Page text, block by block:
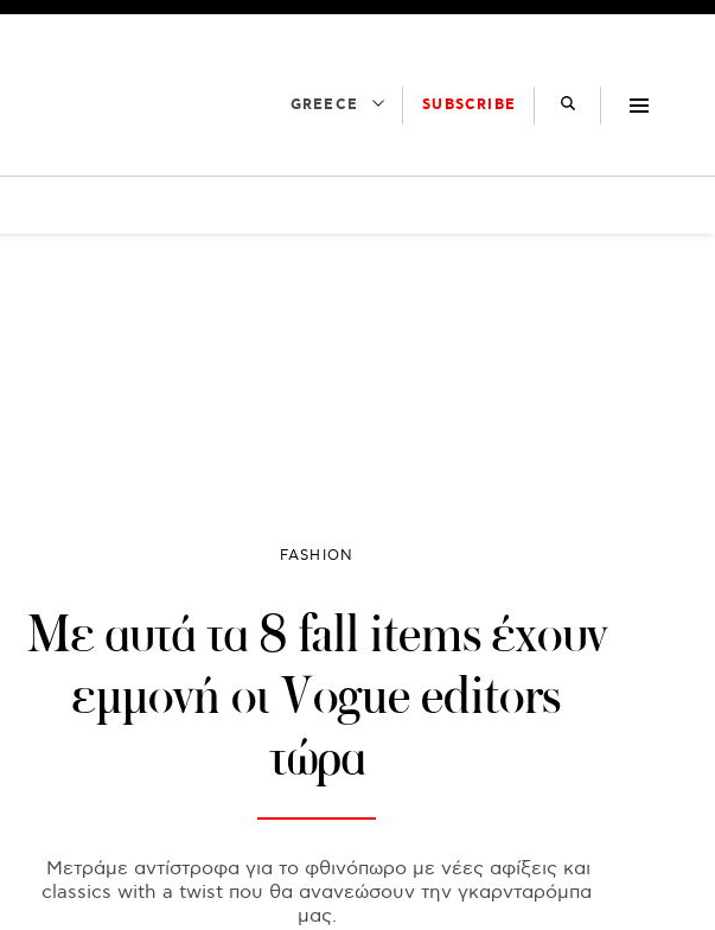
GREECE SUBSCRIBE
FASHION
Με αυτά τα 8 fall items έχουν
εμμονή οι Vogue editors
τώρα
Μετράμε αντίστροφα για το φθινόπωρο με νέες αφίξεις και
classics with a twist που θα ανανεώσουν την γκαρνταρόμπα
μας.